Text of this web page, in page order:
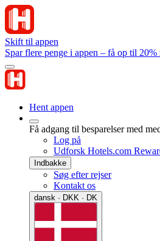
Skift til appen
Spar flere penge i appen – få op til
Hent appen
Få adgang til besparelser med
Log på
Udforsk Hotels.com
Indbakke
Søg efter rejser
Kontakt os
dansk · DKK · DK